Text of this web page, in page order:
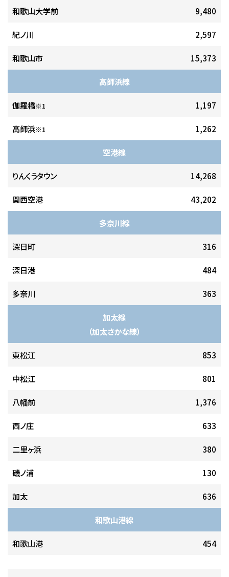
和歌山大学前 9,480
紀ノ川 2,597
和歌山市 15,373
高師浜線
伽羅橋※1 1,197
高師浜※1 1,262
空港線
りんくうタウン 14,268
関西空港 43,202
多奈川線
深日町 316
深日港 484
多奈川 363
加太線
（加太さかな線）
東松江 853
中松江 801
八幡前 1,376
西ノ庄 633
二里ヶ浜 380
磯ノ浦 130
加太 636
和歌山港線
和歌山港 454